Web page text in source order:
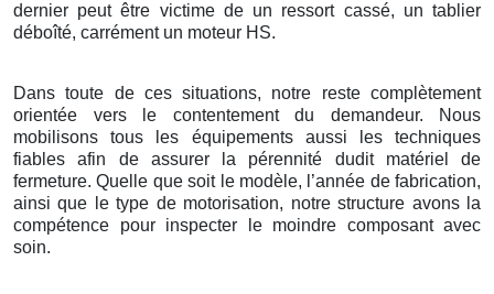
dernier peut être victime de un ressort cassé, un tablier
déboîté, carrément un moteur HS.
Dans toute de ces situations, notre reste complètement
orientée vers le contentement du demandeur. Nous
mobilisons tous les équipements aussi les techniques
fiables afin de assurer la pérennité dudit matériel de
fermeture. Quelle que soit le modèle, l’année de fabrication,
ainsi que le type de motorisation, notre structure avons la
compétence pour inspecter le moindre composant avec
soin.